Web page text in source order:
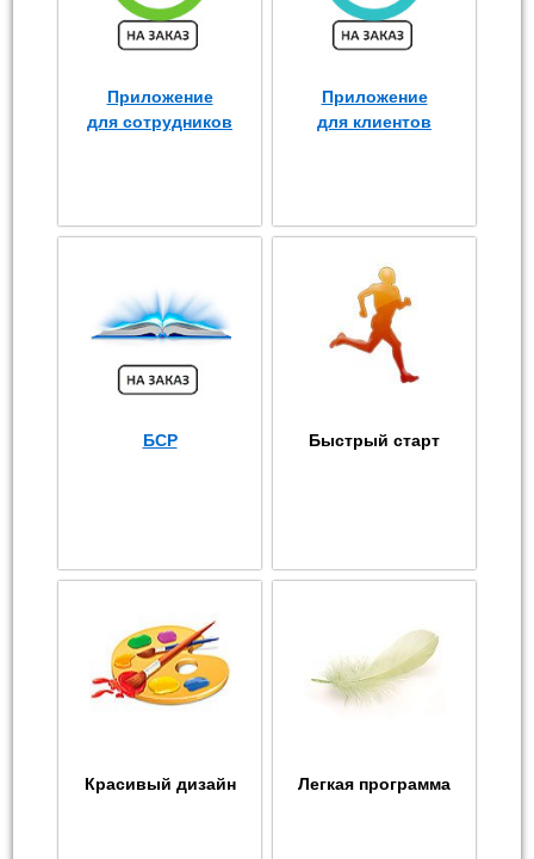
Приложение
для сотрудников
Приложение
для клиентов
БСР Быстрый старт
Красивый дизайн Легкая программа